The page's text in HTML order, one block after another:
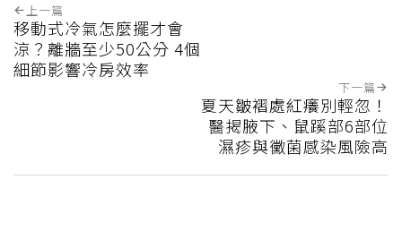
上一篇
移動式冷氣怎麼擺才會
涼？離牆至少50公分 4個
細節影響冷房效率
下一篇
夏天皺褶處紅癢別輕忽！
醫揭腋下、鼠蹊部6部位
濕疹與黴菌感染風險高